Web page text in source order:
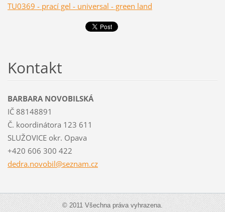
TU0369 - prací gel - universal - green land
Kontakt
BARBARA NOVOBILSKÁ
IČ 88148891
Č. koordinátora 123 611
SLUŽOVICE okr. Opava
+420 606 300 422
dedra.novobil@seznam.cz
© 2011 Všechna práva vyhrazena.